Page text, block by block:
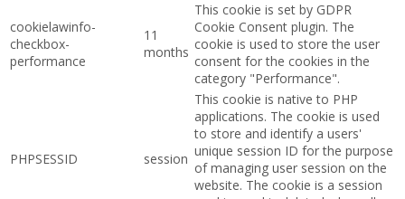
cookielawinfo-
checkbox-
performance
11
months
This cookie is set by GDPR
Cookie Consent plugin. The
cookie is used to store the user
consent for the cookies in the
category "Performance".
PHPSESSID session
This cookie is native to PHP
applications. The cookie is used
to store and identify a users'
unique session ID for the purpose
of managing user session on the
website. The cookie is a session